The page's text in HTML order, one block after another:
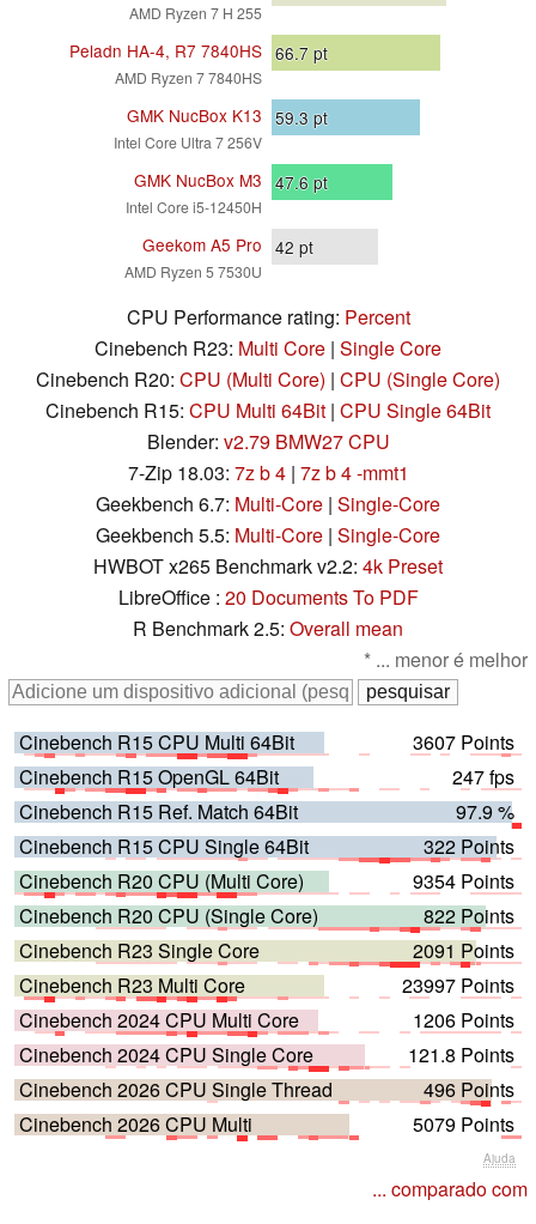
AMD Ryzen 7 H 255
Peladn HA-4, R7 7840HS
AMD Ryzen 7 7840HS
66.7 pt
GMK NucBox K13
Intel Core Ultra 7 256V
59.3 pt
GMK NucBox M3
Intel Core i5-12450H
47.6pt
Geekom A5 Pro
AMD Ryzen 5 7530U
42 pt
CPU Performance rating: Percent
Cinebench R23: Multi Core | Single Core
Cinebench R20: CPU (Multi Core) | CPU (Single Core)
Cinebench R15: CPU Multi 64Bit | CPU Single 64Bit
Blender: v2.79 BMW27 CPU
7-Zip 18.03: 7z b 4| 7z b 4 -mmt1
Geekbench 6.7: Multi-Core | Single-Core
Geekbench 5.5: Multi-Core | Single-Core
HWBOT x265 Benchmark v2.2: 4k Preset
LibreOffice : 20 Documents To PDF
R Benchmark 2.5: Overall mean
* ... menor é melhor
Cinebench R15 CPU Multi 64Bit
3607 Points
Cinebench R15 OpenGL 64Bit
247 fps
Cinebench R15 Ref. Match 64Bit
97.9 %
Cinebench R15 CPU Single 64Bit
322 Points
Cinebench R20 CPU (Multi Core)
9354 Points
Cinebench R20 CPU (Single Core)
822 Points
Cinebench R23 Single Core
2091 Points
Cinebench R23 Multi Core
23997 Points
Cinebench 2024 CPU Multi Core
1206 Points
Cinebench 2024 CPU Single Core
121.8 Points
Cinebench 2026 CPU Single Thread
496 Points
Cinebench 2026 CPU Multi
5079 Points
Ajuda
... comparado com